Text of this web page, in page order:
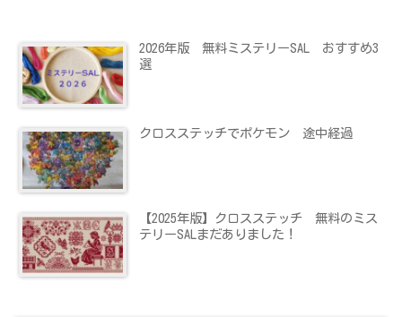
2026年版 無料ミステリーSAL おすすめ3
選
クロスステッチでポケモン 途中経過
【2025年版】クロスステッチ 無料のミス
テリーSALまだありました！